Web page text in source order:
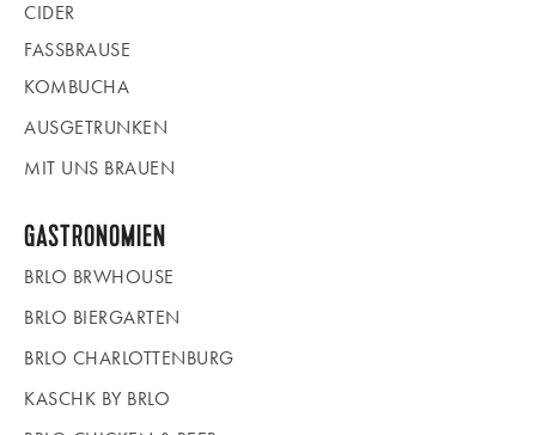
CIDER
FASSBRAUSE
KOMBUCHA
AUSGETRUNKEN
MIT UNS BRAUEN
GASTRONOMIEN
BRLO BRWHOUSE
BRLO BIERGARTEN
BRLO CHARLOTTENBURG
KASCHK BY BRLO